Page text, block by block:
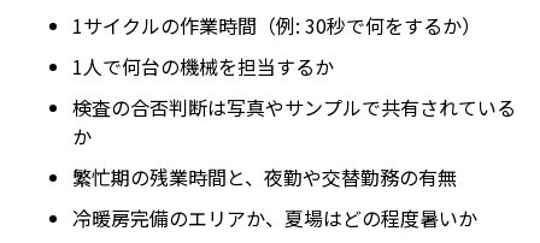
1サイクルの作業時間（例: 30秒で何をするか）
1人で何台の機械を担当するか
検査の合否判断は写真やサンプルで共有されている
か
繁忙期の残業時間と、夜勤や交替勤務の有無
冷暖房完備のエリアか、夏場はどの程度暑いか